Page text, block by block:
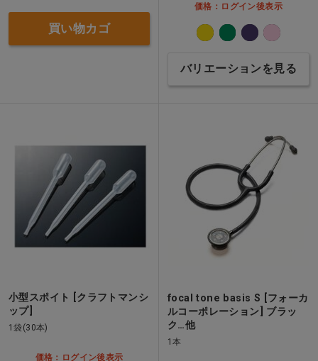
買い物カゴ
価格：ログイン後表示
バリエーションを見る
小型スポイト [クラフトマンシ
ップ]
1袋(30本)
価格：ログイン後表示
focal tone basis S [フォーカ
ルコーポレーション] ブラッ
ク…他
1本